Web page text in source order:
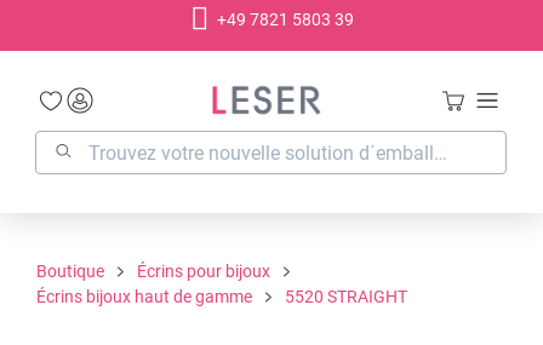
+49 7821 5803 39
Boutique
Écrins pour bijoux
Écrins bijoux haut de gamme
5520 STRAIGHT